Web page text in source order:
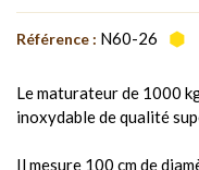
Référence : N60-26
Le maturateur de 1000
inoxydable de qualité
Il mesure 100 cm de